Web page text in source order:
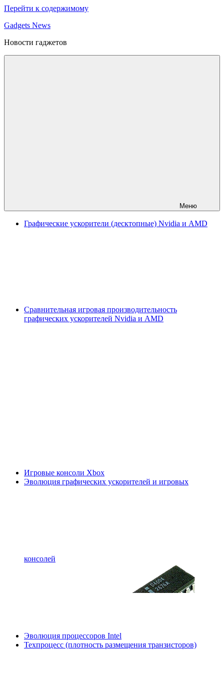
Перейти к содержимому
Gadgets News
Новости гаджетов
Меню
Графические ускорители (десктопные) Nvidia и AMD
Сравнительная игровая производительность
графических ускорителей Nvidia и AMD
Игровые консоли Xbox
Эволюция графических ускорителей и игровых
консолей
Эволюция процессоров Intel
Техпроцесс (плотность размещения транзисторов)